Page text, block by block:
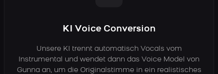
KI Voice Conversion
Unsere KI trennt automatisch Vocals vom
Instrumental und wendet dann das Voice Model von
Gunna an, um die Originalstimme in ein realistisches